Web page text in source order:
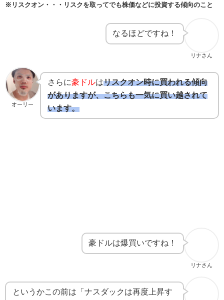
※リスクオン・・・リスクを取ってでも株価などに投資する傾向のこと
リナさん
なるほどですね！
オーリー
さらに豪ドルはリスクオン時に買われる傾向
がありますが、こちらも一気に買い越されて
います。
リナさん
豪ドルは爆買いですね！
というかこの前は「ナスダックは再度上昇す